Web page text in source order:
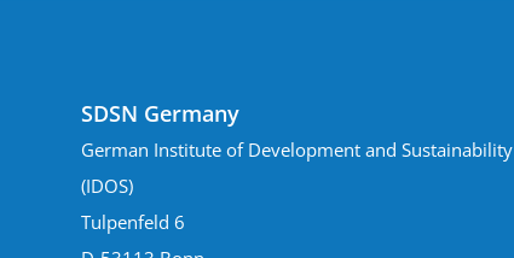
SDSN Germany
German Institute of Development and Sustainability
(IDOS)
Tulpenfeld 6